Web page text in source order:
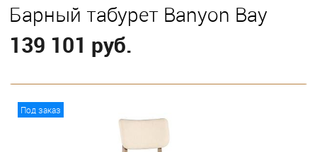
Барный табурет Banyon Bay
139 101 руб.
Под заказ